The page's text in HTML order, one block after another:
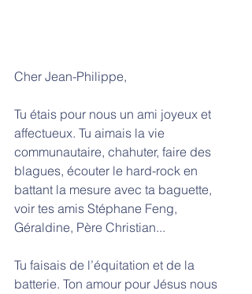
Cher Jean-Philippe,
Tu étais pour nous un ami joyeux et
affectueux. Tu aimais la vie
communautaire, chahuter, faire des
blagues, écouter le hard-rock en
battant la mesure avec ta baguette,
voir tes amis Stéphane Feng,
Géraldine, Père Christian...
Tu faisais de l’équitation et de la
batterie. Ton amour pour Jésus nous